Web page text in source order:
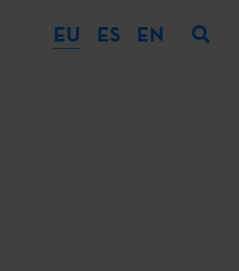
EU ES EN